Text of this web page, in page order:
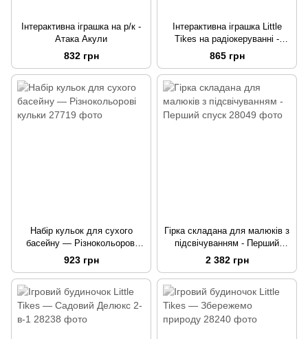
Інтерактивна іграшка на р/к -
Атака Акули
832 грн
Інтерактивна іграшка Little
Tikes на радіокеруванні -
Атака Тиранозавра
865 грн
Набір кульок для сухого
басейну — Різнокольорові
кульки
923 грн
Гірка складана для малюків з
підсвічуванням - Перший
спуск
2 382 грн